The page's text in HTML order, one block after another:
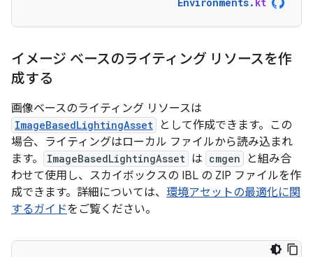
イメージ ベースのライティング リソースを作
成する
画像ベースのライティング リソースは
ImageBasedLightingAsset
として作成できます。この
場合、ライティングはローカル ファイルから読み込まれ
ます。
ImageBasedLightingAsset は cmgen
と組み合
わせて使用し、スカイボックスの IBL の ZIP ファイルを作
成できます。詳細については、 環境アセットの最適化に関
するガイドをご覧ください。